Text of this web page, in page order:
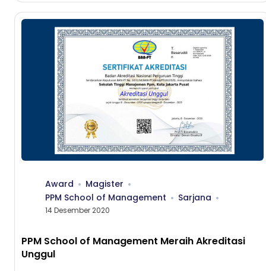
Award
Magister
PPM School of Management
Sarjana
14 Desember 2020
PPM School of Management Meraih Akreditasi
Unggul